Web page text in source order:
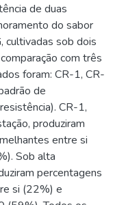
de duas
do sabor
cultivadas sob dois
com três
foram: CR-1, CR-
de
CR-1,
produziram
entre si
Sob alta
percentagens
si (22%) e